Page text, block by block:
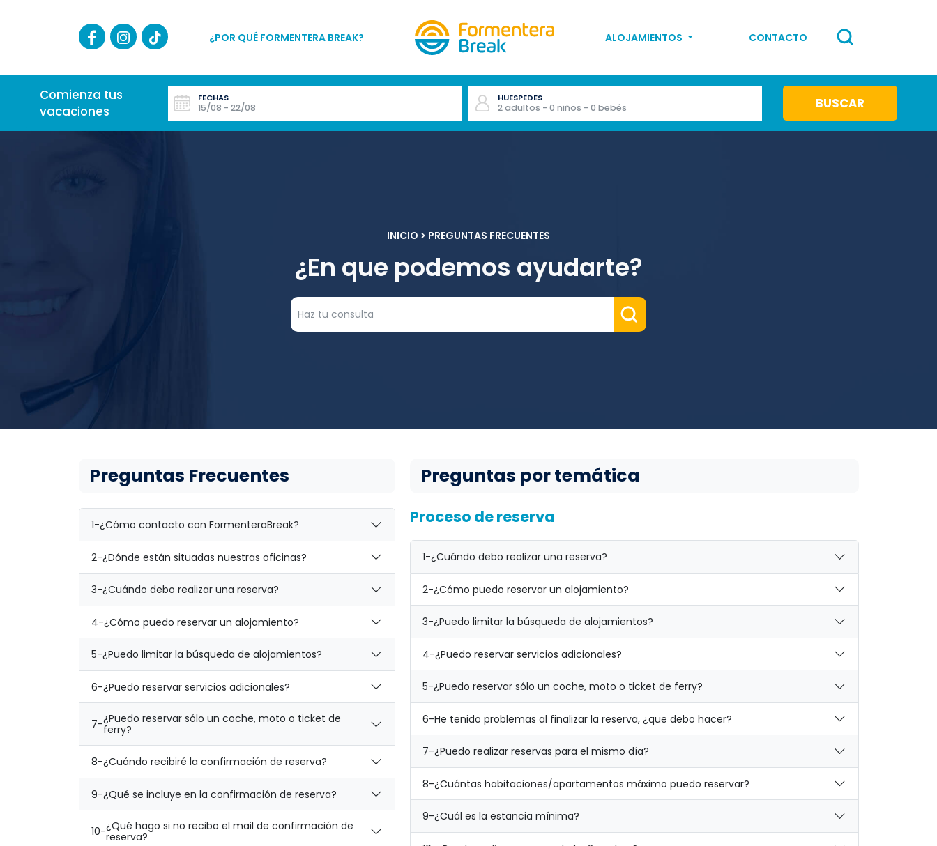
¿POR QUÉ FORMENTERA BREAK? ALOJAMIENTOS CONTACTO
Comienza tus
vacaciones
FECHAS
15/08 - 22/08
HUESPEDES
2adultos - 0 niños - 0 bebés
INICIO > PREGUNTAS FRECUENTES
¿En que podemos ayudarte?
Preguntas Frecuentes
1-¿Cómo contacto con FormenteraBreak?
2-¿Dónde están situadas nuestras oficinas?
3-¿Cuándo debo realizar una reserva?
4-¿Cómo puedo reservar un alojamiento?
5-¿Puedo limitar la búsqueda de alojamientos?
6-¿Puedo reservar servicios adicionales?
7-¿Puedo reservar sólo un coche, moto o ticket de
ferry?
8-¿Cuándo recibiré la confirmación de reserva?
9-¿Qué se incluye en la confirmación de reserva?
10-¿Qué hago si no recibo el mail de confirmación de
reserva?
Preguntas por temática
Proceso de reserva
1-¿Cuándo debo realizar una reserva?
2-¿Cómo puedo reservar un alojamiento?
3-¿Puedo limitar la búsqueda de alojamientos?
4-¿Puedo reservar servicios adicionales?
5-¿Puedo reservar sólo un coche, moto o ticket de ferry?
6-He tenido problemas al finalizar la reserva, ¿que debo hacer?
7-¿Puedo realizar reservas para el mismo día?
8-¿Cuántas habitaciones/apartamentos máximo puedo reservar?
9-¿Cuál es la estancia mínima?